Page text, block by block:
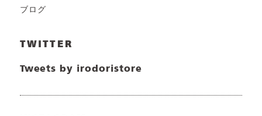
ブログ
TWITTER
Tweets by irodoristore